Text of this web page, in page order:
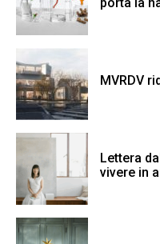
MVRDV
Lettera
vivere in